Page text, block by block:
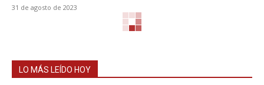
31 de agosto de 2023
LO MÁS LEÍDO HOY